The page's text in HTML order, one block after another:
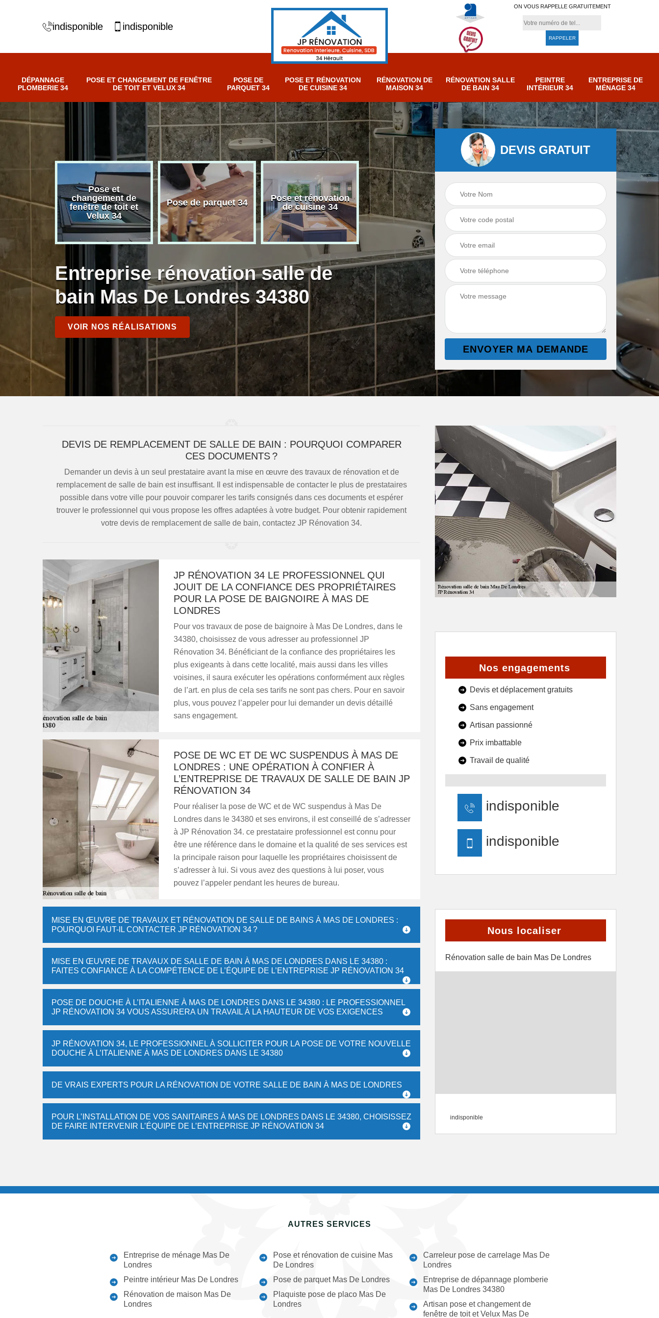
indisponible indisponible
ON VOUS RAPPELLE GRATUITEMENT
DÉPANNAGE
PLOMBERIE 34
POSE ET CHANGEMENT DE FENÊTRE
DE TOIT ET VELUX 34
POSE DE
PARQUET 34
POSE ET RÉNOVATION
DE CUISINE 34
RÉNOVATION DE
MAISON 34
RÉNOVATION SALLE
DE BAIN 34
PEINTRE
INTÉRIEUR 34
ENTREPRISE DE
MÉNAGE 34
34
Pose et
changement de
fenêtre de toit et
Velux 34
Pose de parquet 34
Pose et rénovation
de cuisine 34
Rénovation salle de
bain 34
Entreprise de
ménage 34
Entreprise rénovation salle de
bain Mas De Londres 34380
VOIR NOS RÉALISATIONS
DEVIS GRATUIT
DEVIS DE REMPLACEMENT DE SALLE DE BAIN : POURQUOI COMPARER
CES DOCUMENTS ?
Demander un devis à un seul prestataire avant la mise en œuvre des travaux de rénovation et de
remplacement de salle de bain est insuffisant. Il est indispensable de contacter le plus de prestataires
possible dans votre ville pour pouvoir comparer les tarifs consignés dans ces documents et espérer
trouver le professionnel qui vous propose les offres adaptées à votre budget. Pour obtenir rapidement
votre devis de remplacement de salle de bain, contactez JP Rénovation 34.
JP RÉNOVATION 34 LE PROFESSIONNEL QUI
JOUIT DE LA CONFIANCE DES PROPRIÉTAIRES
POUR LA POSE DE BAIGNOIRE À MAS DE
LONDRES
Pour vos travaux de pose de baignoire à Mas De Londres, dans le
34380, choisissez de vous adresser au professionnel JP
Rénovation 34. Bénéficiant de la confiance des propriétaires les
plus exigeants à dans cette localité, mais aussi dans les villes
voisines, il saura exécuter les opérations conformément aux règles
de l’art. en plus de cela ses tarifs ne sont pas chers. Pour en savoir
plus, vous pouvez l’appeler pour lui demander un devis détaillé
sans engagement.
POSE DE WC ET DE WC SUSPENDUS À MAS DE
LONDRES : UNE OPÉRATION À CONFIER À
L’ENTREPRISE DE TRAVAUX DE SALLE DE BAIN JP
RÉNOVATION 34
Pour réaliser la pose de WC et de WC suspendus à Mas De
Londres dans le 34380 et ses environs, il est conseillé de s’adresser
à JP Rénovation 34. ce prestataire professionnel est connu pour
être une référence dans le domaine et la qualité de ses services est
la principale raison pour laquelle les propriétaires choisissent de
s’adresser à lui. Si vous avez des questions à lui poser, vous
pouvez l’appeler pendant les heures de bureau.
MISE EN ŒUVRE DE TRAVAUX ET RÉNOVATION DE SALLE DE BAINS À MAS DE LONDRES :
POURQUOI FAUT-IL CONTACTER JP RÉNOVATION 34 ?
MISE EN ŒUVRE DE TRAVAUX DE SALLE DE BAIN À MAS DE LONDRES DANS LE 34380 :
FAITES CONFIANCE À LA COMPÉTENCE DE L’ÉQUIPE DE L’ENTREPRISE JP RÉNOVATION 34
POSE DE DOUCHE À L’ITALIENNE À MAS DE LONDRES DANS LE 34380 : LE PROFESSIONNEL
JP RÉNOVATION 34 VOUS ASSURERA UN TRAVAIL À LA HAUTEUR DE VOS EXIGENCES
JP RÉNOVATION 34, LE PROFESSIONNEL À SOLLICITER POUR LA POSE DE VOTRE NOUVELLE
DOUCHE À L’ITALIENNE À MAS DE LONDRES DANS LE 34380
DE VRAIS EXPERTS POUR LA RÉNOVATION DE VOTRE SALLE DE BAIN À MAS DE LONDRES
POUR L’INSTALLATION DE VOS SANITAIRES À MAS DE LONDRES DANS LE 34380, CHOISISSEZ
DE FAIRE INTERVENIR L’ÉQUIPE DE L’ENTREPRISE JP RÉNOVATION 34
Nos engagements
Devis et déplacement gratuits
Sans engagement
Artisan passionné
Prix imbattable
Travail de qualité
indisponible
indisponible
Nous localiser
Rénovation salle de bain Mas De Londres
indisponible
AUTRES SERVICES
Entreprise de ménage Mas De
Londres
Peintre intérieur Mas De Londres
Rénovation de maison Mas De
Londres
Pose et rénovation de cuisine Mas
De Londres
Pose de parquet Mas De Londres
Plaquiste pose de placo Mas De
Londres
Carreleur pose de carrelage Mas De
Londres
Entreprise de dépannage plomberie
Mas De Londres 34380
Artisan pose et changement de
fenêtre de toit et Velux Mas De